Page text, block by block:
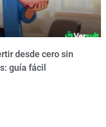
desde cero sin
guía fácil